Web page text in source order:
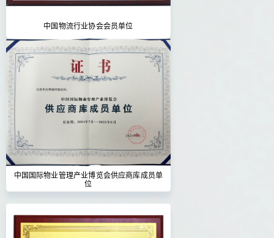
中国物流行业协会会员单位
中国国际物业管理产业博览会供应商库成员单
位